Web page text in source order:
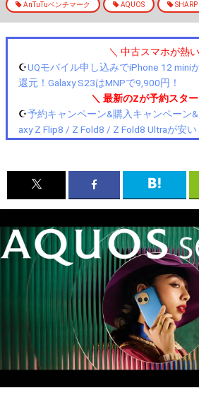
AnTuTuベンチマーク AQUOS SHARP
＼ 中古スマホが熱
☪️UQモバイル申し込みでiPhone 12 mini
還元！Galaxy S23はMNPで9,900円！
＼ 最新のZが予約スタ
☪️予約キャンペーン&購入キャンペーン
axy Z Flip8 / Z Fold8 / Z Fold8 Ultraが安い